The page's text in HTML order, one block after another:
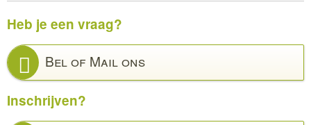
Heb je een vraag?
Bel of Mail ons
Inschrijven?